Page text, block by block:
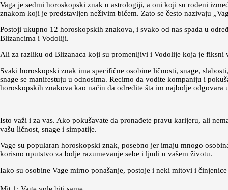
Vaga je sedmi horoskopski znak u astrologiji, a oni koji su rođeni
znakom koji je predstavljen neživim bićem. Zato se često nazivaju
Postoji ukupno 12 horoskopskih znakova, i svako od nas spada u
Blizancima i Vodoliji.
Ali za razliku od Blizanaca koji su promenljivi i Vodolije koja je fiksni
Svaki horoskopski znak ima specifične osobine ličnosti, snage,
snage se manifestuju u odnosima. Recimo da vodite kompaniju i
horoskopskih znakova kao način da odredite šta im najbolje odgovara
Isto važi i za vas. Ako pokušavate da pronađete pravu karijeru, ali
vašu ličnost, snage i simpatije.
Vage su popularan horoskopski znak, posebno jer imaju mnogo
korisno uputstvo za bolje razumevanje sebe i ljudi u vašem životu.
Iako su osobine Vage mirno ponašanje, postoje i neki mitovi i